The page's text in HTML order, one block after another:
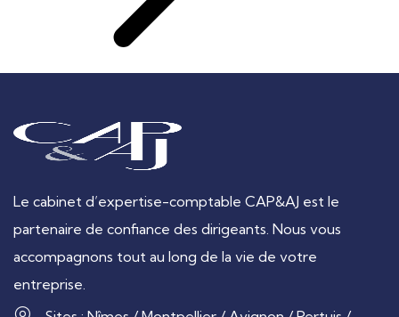
Le cabinet d’expertise-comptable CAP&AJ est le
partenaire de confiance des dirigeants. Nous vous
accompagnons tout au long de la vie de votre
entreprise.